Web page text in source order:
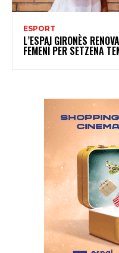
ESPORT
L’ESPAI GIRONÈS
FEMENÍ PER SETZENA